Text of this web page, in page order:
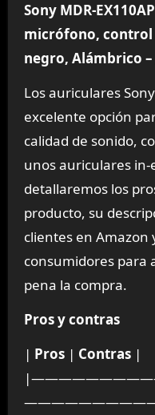
Sony MDR-
micrófono,
negro, Alámbrico –
Los auriculares
excelente opción
calidad de sonido,
unos auriculares in-
detallaremos los
producto, su
clientes en Amazon
consumidores para
pena la compra.
Pros y contras
| Pros| Contras|